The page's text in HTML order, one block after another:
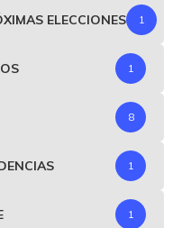
ELECCIONES 1
1
8
1
1